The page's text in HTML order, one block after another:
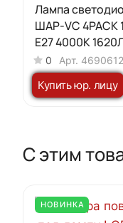
Лампа
ШАР-VC 4PACK
Е27 4000К
упак) IN HOME
0 Арт.
Купить юр. лицу
С этим
НОВИНКА